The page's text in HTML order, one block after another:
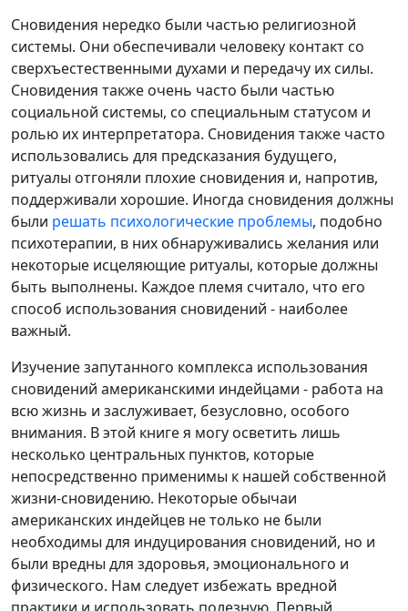
Сновидения нередко были частью религиозной
системы. Они обеспечивали человеку контакт со
сверхъестественными духами и передачу их силы.
Сновидения также очень часто были частью
социальной системы, со специальным статусом и
ролью их интерпретатора. Сновидения также часто
использовались для предсказания будущего,
ритуалы отгоняли плохие сновидения и, напротив,
поддерживали хорошие. Иногда сновидения должны
были решать психологические проблемы, подобно
психотерапии, в них обнаруживались желания или
некоторые исцеляющие ритуалы, которые должны
быть выполнены. Каждое племя считало, что его
способ использования сновидений - наиболее
важный.
Изучение запутанного комплекса использования
сновидений американскими индейцами - работа на
всю жизнь и заслуживает, безусловно, особого
внимания. В этой книге я могу осветить лишь
несколько центральных пунктов, которые
непосредственно применимы к нашей собственной
жизни-сновидению. Некоторые обычаи
американских индейцев не только не были
необходимы для индуцирования сновидений, но и
были вредны для здоровья, эмоционального и
физического. Нам следует избежать вредной